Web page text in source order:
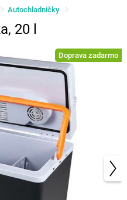
Autochladničky
20 l
Doprava zadarmo